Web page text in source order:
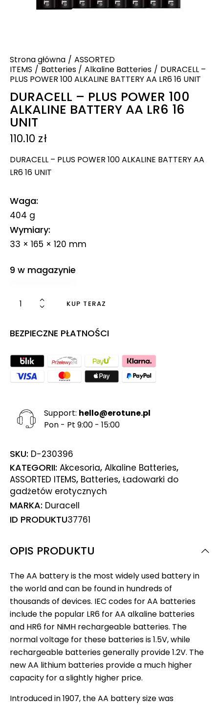
Strona główna
ASSORTED
ITEMS
Batteries Alkaline Batteries
DURACELL –
PLUS POWER 100 ALKALINE BATTERY AA LR6 16 UNIT
DURACELL – PLUS POWER 100
ALKALINE BATTERY AA LR6 16
UNIT
110.10 zł
DURACELL – PLUS POWER 100 ALKALINE BATTERY AA
LR6 16 UNIT
Waga
404 g
Wymiary
33 × 165 × 120 mm
9 w magazynie
KUP TERAZ
BEZPIECZNE PŁATNOŚCI
Support: hello@erotune.pl
Pon - Pt 9:00 - 15:00
SKU: D-230396
KATEGORII: Akcesoria, Alkaline Batteries,
ASSORTED ITEMS, Batteries, Ładowarki do
gadżetów erotycznych
MARKA: Duracell
ID PRODUKTU37761
OPIS PRODUKTU
The AA battery is the most widely used battery in
the world and can be found in hundreds of
thousands of devices. IEC codes for AA batteries
include the popular LR6 for AA alkaline batteries
and HR6 for NiMH rechargeable batteries. The
normal voltage for these batteries is 1.5V, while
rechargeable batteries generally provide 1.2V. The
new AA lithium batteries provide a much higher
capacity for a slightly higher price.
Introduced in 1907, the AA battery size was